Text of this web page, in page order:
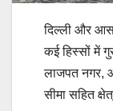
दिल्ली और
कई हिस्सों में
लाजपत नगर,
सीमा सहित